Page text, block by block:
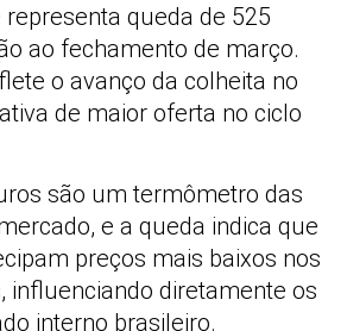
queda de 525
ao fechamento de março.
o avanço da colheita no
de maior oferta no ciclo
são um termômetro das
e a queda indica que
preços mais baixos nos
influenciando diretamente os
interno brasileiro.